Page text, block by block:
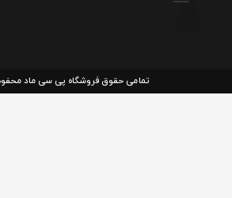
تمامی حقوق فروشگاه پی سی ماد